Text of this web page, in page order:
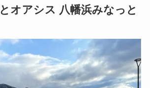
オアシス 八幡浜みなっと